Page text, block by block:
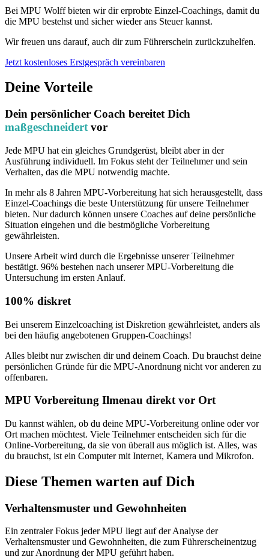
Bei MPU Wolff bieten wir dir erprobte Einzel-Coachings, damit du
die MPU bestehst und sicher wieder ans Steuer kannst.
Wir freuen uns darauf, auch dir zum Führerschein zurückzuhelfen.
Jetzt kostenloses Erstgespräch vereinbaren
Deine Vorteile
Dein persönlicher Coach bereitet Dich
maßgeschneidertvor
Jede MPU hat ein gleiches Grundgerüst, bleibt aber in der
Ausführung individuell. Im Fokus steht der Teilnehmer und sein
Verhalten, das die MPU notwendig machte.
In mehr als 8 Jahren MPU-Vorbereitung hat sich herausgestellt, dass
Einzel-Coachings die beste Unterstützung für unsere Teilnehmer
bieten. Nur dadurch können unsere Coaches auf deine persönliche
Situation eingehen und die bestmögliche Vorbereitung
gewährleisten.
Unsere Arbeit wird durch die Ergebnisse unserer Teilnehmer
bestätigt. 96% bestehen nach unserer MPU-Vorbereitung die
Untersuchung im ersten Anlauf.
100% diskret
Bei unserem Einzelcoaching ist Diskretion gewährleistet, anders als
bei den häufig angebotenen Gruppen-Coachings!
Alles bleibt nur zwischen dir und deinem Coach. Du brauchst deine
persönlichen Gründe für die MPU-Anordnung nicht vor anderen zu
offenbaren.
MPU Vorbereitung Ilmenau direkt vor Ort
Du kannst wählen, ob du deine MPU-Vorbereitung online oder vor
Ort machen möchtest. Viele Teilnehmer entscheiden sich für die
Online-Vorbereitung, da sie von überall aus möglich ist. Alles, was
du brauchst, ist ein Computer mit Internet, Kamera und Mikrofon.
Diese Themen warten auf Dich
Verhaltensmuster und Gewohnheiten
Ein zentraler Fokus jeder MPU liegt auf der Analyse der
Verhaltensmuster und Gewohnheiten, die zum Führerscheinentzug
und zur Anordnung der MPU geführt haben.